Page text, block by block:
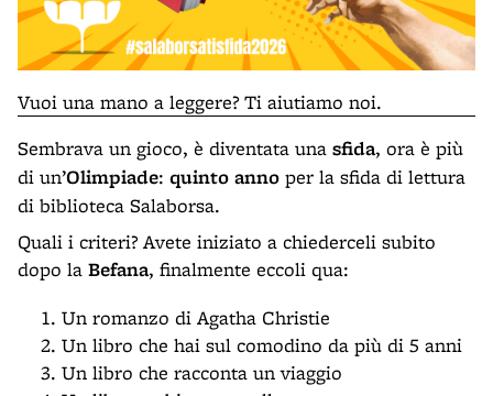
Vuoi una mano a leggere? Ti aiutiamo noi.
Sembrava un gioco, è diventata una sfida, ora è più
di un’Olimpiade: quinto anno per la sfida di lettura
di biblioteca Salaborsa.
Quali i criteri? Avete iniziato a chiederceli subito
dopo la Befana, finalmente eccoli qua:
Un romanzo di Agatha Christie
Un libro che hai sul comodino da più di 5 anni
Un libro che racconta un viaggio